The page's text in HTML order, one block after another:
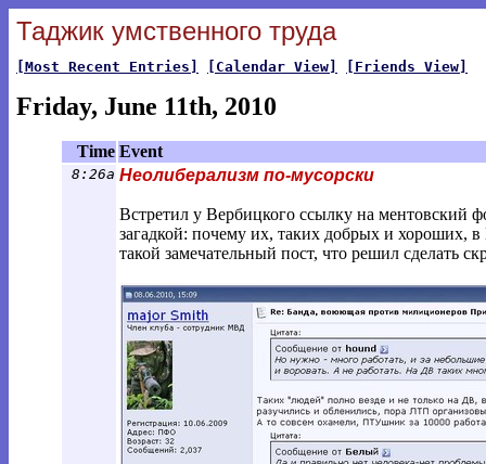
Таджик умственного труда
[Most Recent Entries] [Calendar View] [Friends View]
Friday, June 11th, 2010
Time Event
8:26a Неолиберализм по-мусорски
Встретил у Вербицкого ссылку на ментовский
загадкой: почему их, таких добрых и хороших,
такой замечательный пост, что решил сделать